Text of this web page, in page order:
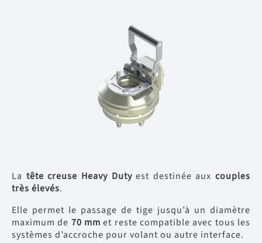
La tête creuse Heavy Dutyest destinée aux couples
très élevés.
Elle permet le passage de tige jusqu’à un diamètre
maximum de 70 mm et reste compatible avec tous les
systèmes d’accroche pour volant ou autre interface.